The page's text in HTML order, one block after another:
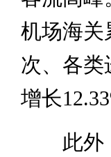
机场海关
次、各类
增长
此外，